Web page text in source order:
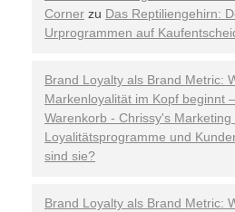
Corner zu Das Reptiliengehirn:
Urprogrammen auf
Brand Loyalty als Brand Metric:
Markenloyalität im Kopf beginnt
Warenkorb - Chrissy's Marketing
Loyalitätsprogramme und
sind sie?
Brand Loyalty als Brand Metric: